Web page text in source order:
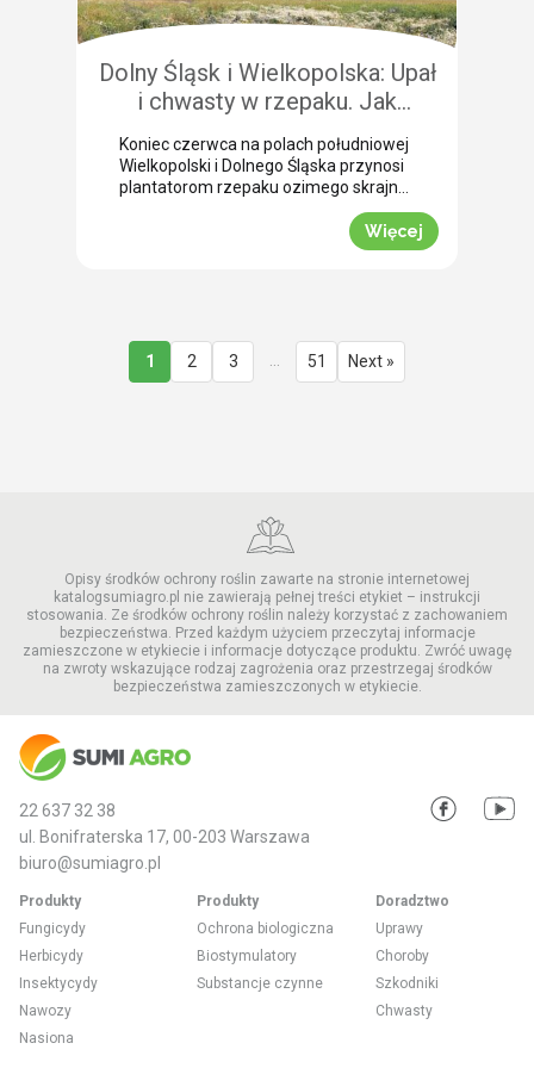
nierównomiernym dojrzewaniem […]
Dolny Śląsk i Wielkopolska: Upał
i chwasty w rzepaku. Jak
uratować plon przed samym
wjazdem kombajnu?
Koniec czerwca na polach południowej
Wielkopolski i Dolnego Śląska przynosi
plantatorom rzepaku ozimego skrajne
emocje (BBCH 80-83). Ostatnie opady
deszczu poprawiły ogólną kondycję
roślin. Jednak wywołały jednocześnie
Jak informuje nasz ekspert Mariusz
Staniek, skuteczna desykacja rzepaku
przed zbiorem oraz wcześniejsza
Więcej
1 2 3 51 Next »
Opisy środków ochrony roślin zawarte na stronie internetowej
katalogsumiagro.pl nie zawierają pełnej treści etykiet – instrukcji
stosowania. Ze środków ochrony roślin należy korzystać z zachowaniem
bezpieczeństwa. Przed każdym użyciem przeczytaj informacje
zamieszczone w etykiecie i informacje dotyczące produktu. Zwróć uwagę
na zwroty wskazujące rodzaj zagrożenia oraz przestrzegaj środków
bezpieczeństwa zamieszczonych w etykiecie.
22 637 32 38
ul. Bonifraterska 17, 00-203 Warszawa
biuro@sumiagro.pl
Produkty
Fungicydy
Herbicydy
Insektycydy
Nawozy
Nasiona
Produkty
Ochrona biologiczna
Biostymulatory
Substancje czynne
Doradztwo
Uprawy
Choroby
Szkodniki
Chwasty